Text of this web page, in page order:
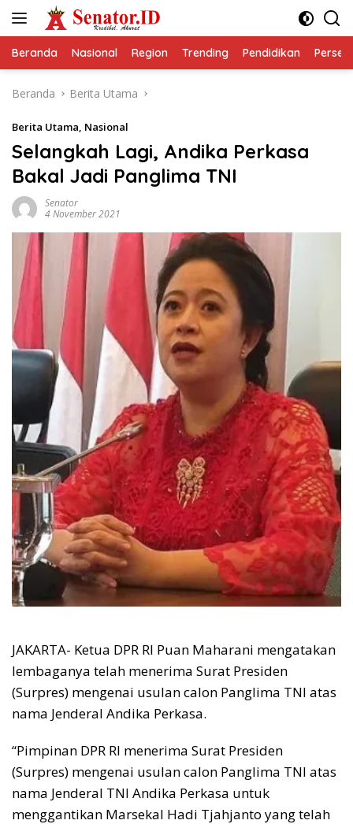
Beranda Nasional Region Trending Pendidikan
Beranda Berita Utama
Berita Utama, Nasional
Selangkah Lagi, Andika Perkasa
Bakal Jadi Panglima TNI
Senator
4 November 2021
JAKARTA- Ketua DPR RI Puan Maharani mengatakan
lembaganya telah menerima Surat Presiden
(Surpres) mengenai usulan calon Panglima TNI atas
nama Jenderal Andika Perkasa.
“Pimpinan DPR RI menerima Surat Presiden
(Surpres) mengenai usulan calon Panglima TNI atas
nama Jenderal TNI Andika Perkasa untuk
menggantikan Marsekal Hadi Tjahjanto yang telah